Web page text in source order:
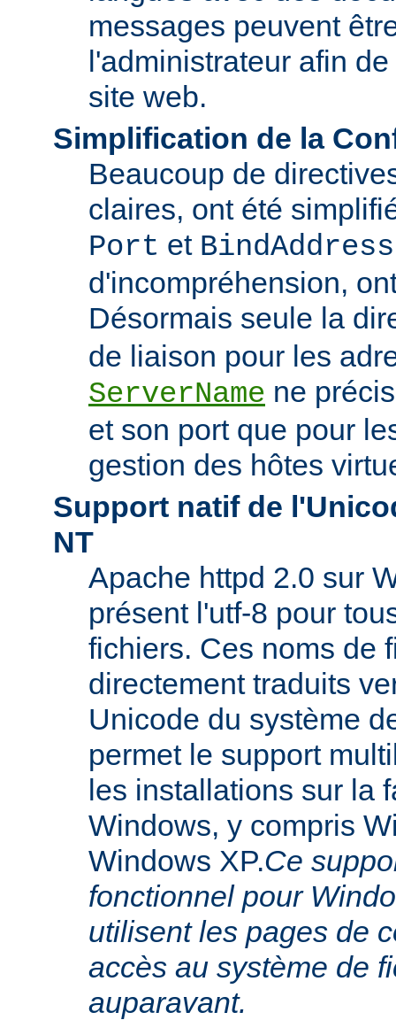
messages peuvent
l'administrateur afin
site web.
Simplification de la
Beaucoup de
claires, ont été
Port et BindAddress
d'incompréhension,
Désormais seule la
de liaison pour les
ServerName ne
et son port que pour
gestion des hôtes
Support natif de
NT
Apache httpd 2.0 sur
présent l'utf-8 pour
fichiers. Ces noms de
directement traduits
Unicode du système
permet le support
les installations sur la
Windows, y compris
Windows XP.Ce
fonctionnel pour
utilisent les pages de
accès au système de
auparavant.